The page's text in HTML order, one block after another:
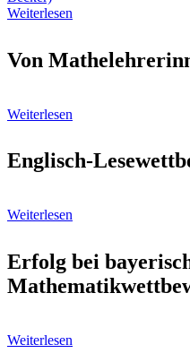
Weiterlesen
Von
Weiterlesen
Englisch-
Weiterlesen
Erfolg bei
Weiterlesen